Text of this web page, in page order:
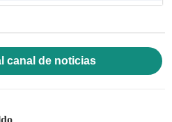
canal de noticias